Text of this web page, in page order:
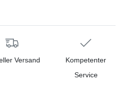
Versand
Kompetenter
Service